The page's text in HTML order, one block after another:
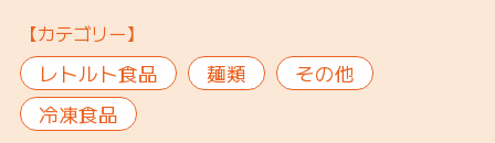
【カテゴリー】
レトルト食品 麺類
その他
冷凍食品